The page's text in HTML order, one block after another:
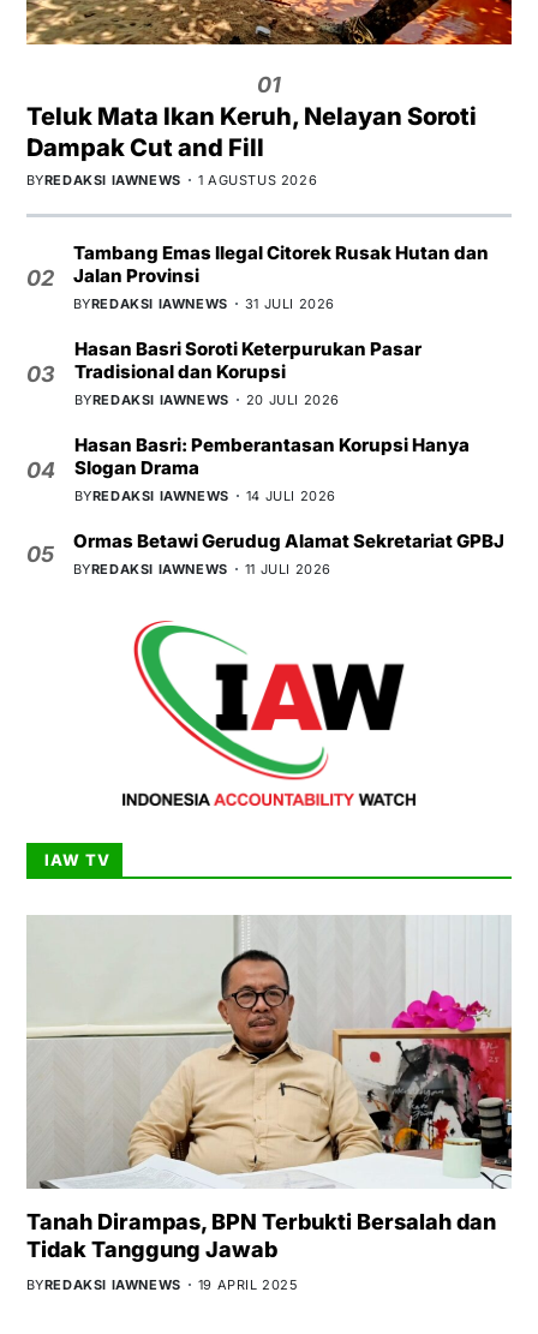
01
Teluk Mata Ikan Keruh, Nelayan Soroti
Dampak Cut and Fill
BYREDAKSI IAWNEWS 1 AGUSTUS 2026
02
Tambang Emas Ilegal Citorek Rusak Hutan dan
Jalan Provinsi
BYREDAKSI IAWNEWS 31 JULI 2026
03
Hasan Basri Soroti Keterpurukan Pasar
Tradisional dan Korupsi
BYREDAKSI IAWNEWS 20 JULI 2026
04
Hasan Basri: Pemberantasan Korupsi Hanya
Slogan Drama
BYREDAKSI IAWNEWS 14 JULI 2026
05
Ormas Betawi Gerudug Alamat Sekretariat GPBJ
BYREDAKSI IAWNEWS 11 JULI 2026
IAW TV
Tanah Dirampas, BPN Terbukti Bersalah dan
Tidak Tanggung Jawab
BYREDAKSI IAWNEWS 19 APRIL 2025